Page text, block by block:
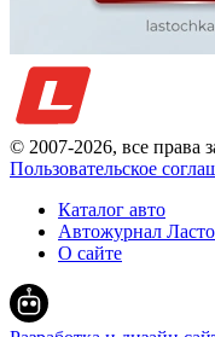
© 2007-2026, все права
Пользовательское
Каталог авто
Автожурнал
О сайте